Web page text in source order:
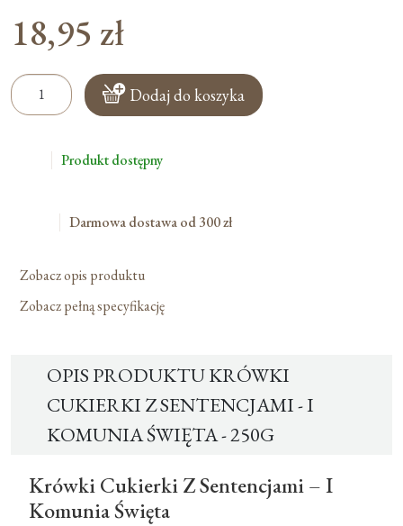
18,95 zł
ilość
Krówki
Sentencjami
Komunia
250g
Dodaj do koszyka
Produkt dostępny
Darmowa dostawa od 300 zł
Zobacz opis produktu
Zobacz pełną specyfikację
OPIS PRODUKTU KRÓWKI
CUKIERKI Z SENTENCJAMI - I
KOMUNIA ŚWIĘTA - 250G
Krówki Cukierki Z Sentencjami – I
Komunia Święta